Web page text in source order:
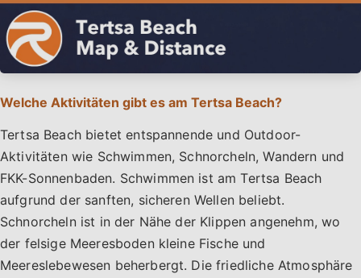
Welche Aktivitäten gibt es am Tertsa Beach?
Tertsa Beach bietet entspannende und Outdoor-
Aktivitäten wie Schwimmen, Schnorcheln, Wandern und
FKK-Sonnenbaden. Schwimmen ist am Tertsa Beach
aufgrund der sanften, sicheren Wellen beliebt.
Schnorcheln ist in der Nähe der Klippen angenehm, wo
der felsige Meeresboden kleine Fische und
Meereslebewesen beherbergt. Die friedliche Atmosphäre